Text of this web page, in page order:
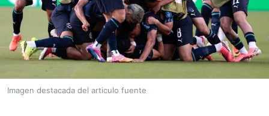
Imagen destacada del articulo fuente